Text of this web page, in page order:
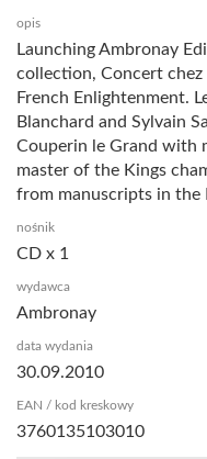
opis
Launching Ambronay
collection, Concert
French Enlightenment.
Blanchard and Sylvain
Couperin le Grand with
master of the Kings
from manuscripts in the
nośnik
CD x 1
wydawca
Ambronay
data wydania
30.09.2010
EAN / kod kreskowy
3760135103010